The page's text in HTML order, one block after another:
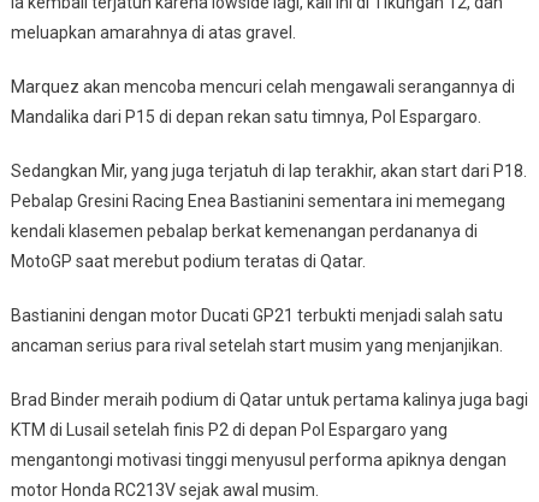
meluapkan amarahnya di atas gravel.
Marquez akan mencoba mencuri celah mengawali serangannya di
Mandalika dari P15 di depan rekan satu timnya, Pol Espargaro.
Sedangkan Mir, yang juga terjatuh di lap terakhir, akan start dari P18.
Pebalap Gresini Racing Enea Bastianini sementara ini memegang
kendali klasemen pebalap berkat kemenangan perdananya di
MotoGP saat merebut podium teratas di Qatar.
Bastianini dengan motor Ducati GP21 terbukti menjadi salah satu
ancaman serius para rival setelah start musim yang menjanjikan.
Brad Binder meraih podium di Qatar untuk pertama kalinya juga bagi
KTM di Lusail setelah finis P2 di depan Pol Espargaro yang
mengantongi motivasi tinggi menyusul performa apiknya dengan
motor Honda RC213V sejak awal musim.